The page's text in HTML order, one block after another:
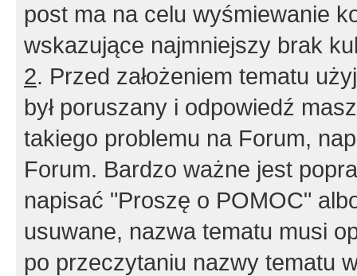
post ma na celu wyśmiewanie
wskazujące najmniejszy brak
2. Przed założeniem tematu
był poruszany i odpowiedź
takiego problemu na Forum,
Forum. Bardzo ważne jest
napisać "Proszę o POMOC"
usuwane, nazwa tematu musi
po przeczytaniu nazwy tematu